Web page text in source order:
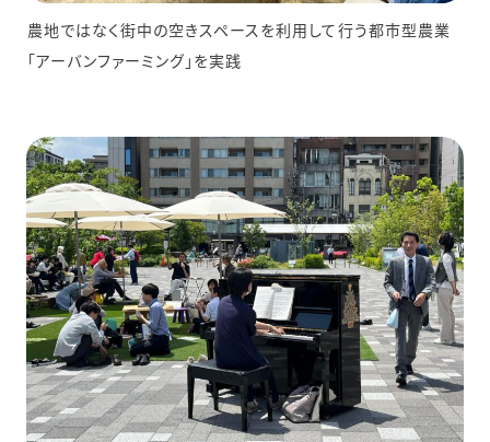
農地ではなく街中の空きスペースを利用して行う都市型農業
「アーバンファーミング」を実践